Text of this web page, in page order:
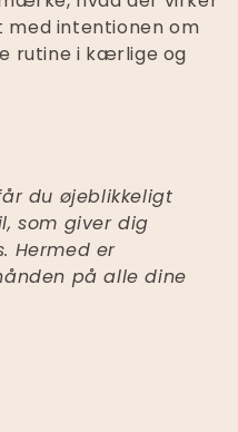
med intentionen om
rutine i kærlige og
du øjeblikkeligt
som giver dig
Hermed er
på alle dine